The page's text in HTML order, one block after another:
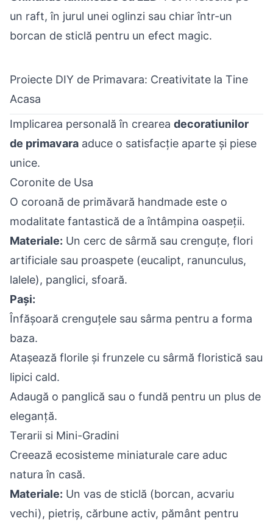
un raft, în jurul unei oglinzi sau chiar într-un
borcan de sticlă pentru un efect magic.
Proiecte DIY de Primavara: Creativitate la Tine
Acasa
Implicarea personală în crearea decoratiunilor
de primavara aduce o satisfacție aparte și piese
unice.
Coronite de Usa
O coroană de primăvară handmade este o
modalitate fantastică de a întâmpina oaspeții.
Materiale: Un cerc de sârmă sau crenguțe, flori
artificiale sau proaspete (eucalipt, ranunculus,
lalele), panglici, sfoară.
Pași:
Înfășoară crenguțele sau sârma pentru a forma
baza.
Atașează florile și frunzele cu sârmă floristică sau
lipici cald.
Adaugă o panglică sau o fundă pentru un plus de
eleganță.
Terarii si Mini-Gradini
Creează ecosisteme miniaturale care aduc
natura în casă.
Materiale: Un vas de sticlă (borcan, acvariu
vechi), pietriș, cărbune activ, pământ pentru